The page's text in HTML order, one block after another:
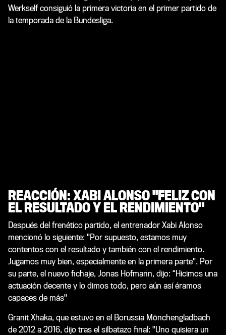
Werkself consiguió la primera victoria en el primer partido de
la temporada de la Bundesliga.
REACCIÓN: XABI ALONSO "FELIZ CON
EL RESULTADO Y EL RENDIMIENTO"
Después del frenético partido, el entrenador Xabi Alonso
mencionó lo siguiente: "Por supuesto, estamos muy
contentos con el resultado y también con el rendimiento.
Jugamos muy bien, especialmente en la primera parte". Por
su parte, el nuevo fichaje, Jonas Hofmann, dijo: “Hicimos una
actuación decente y lo dimos todo, pero aún así éramos
capaces de más"
Granit Xhaka, que estuvo en el Borussia Mönchengladbach
de 2012 a 2016, dijo tras el silbatazo final: "Uno quisiera un